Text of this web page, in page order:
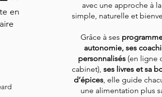
en
avec une approche à
simple, naturelle et
Grâce à ses
autonomie, ses
personnalisés (en ligne
cabinet), ses livres et sa
d’épices, elle guide
une alimentation plus